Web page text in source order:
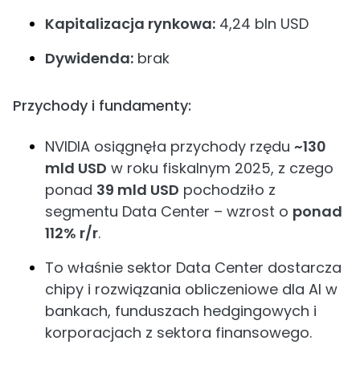
Kapitalizacja rynkowa: 4,24 bln USD
Dywidenda: brak
Przychody i fundamenty:
NVIDIA osiągnęła przychody rzędu ~130
mld USD w roku fiskalnym 2025, z czego
ponad 39 mld USD pochodziło z
segmentu Data Center – wzrost o ponad
112% r/r.
To właśnie sektor Data Center dostarcza
chipy i rozwiązania obliczeniowe dla AI w
bankach, funduszach hedgingowych i
korporacjach z sektora finansowego.